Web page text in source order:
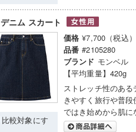
デニム スカート
比較対象にす
価格 ¥7,700（税込）
品番 #2105280
ブランド モンベル
【平均重量】420g
ストレッチ性のあ
きやすく旅行や普
ではき始めから肌に